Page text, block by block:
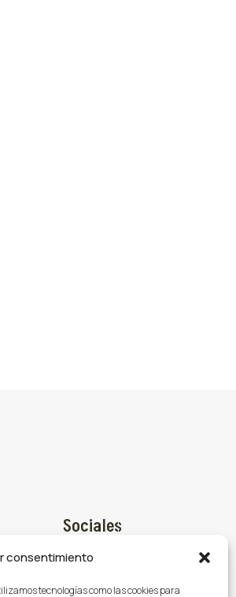
consentimiento
tecnologías como las cookies para
Sociales
 Facebook